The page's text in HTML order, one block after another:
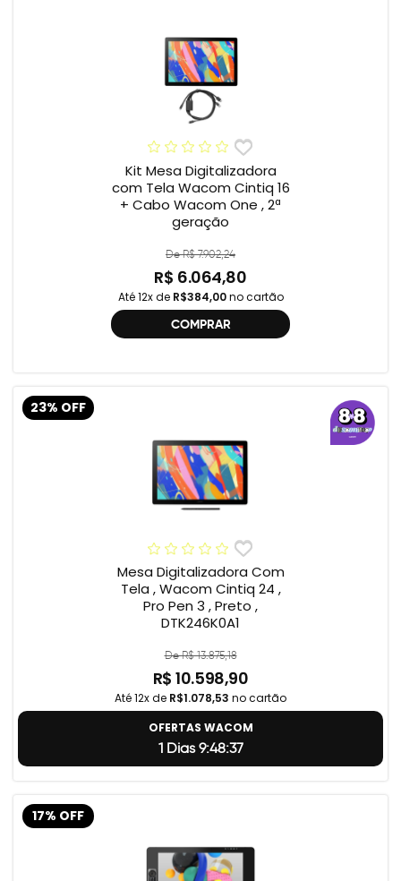
Kit Mesa Digitalizadora
com Tela Wacom Cintiq 16
+ Cabo Wacom One , 2ª
geração
De R$ 7.902,24
R$ 6.064,80
Até 12x de R$384,00no cartão
COMPRAR
23% OFF
Mesa Digitalizadora Com
Tela , Wacom Cintiq 24 ,
Pro Pen 3 , Preto ,
DTK246K0A1
De R$ 13.875,18
R$ 10.598,90
Até 12x de R$1.078,53 no cartão
OFERTAS WACOM
1 Dias 9:48:36
17% OFF